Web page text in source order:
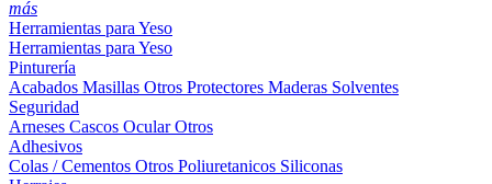
más
Herramientas para Yeso
Herramientas para Yeso
Pinturería
Acabados Masillas Otros Protectores Maderas Solventes
Seguridad
Arneses Cascos OcularOtros
Adhesivos
Colas / Cementos Otros Poliuretanicos Siliconas